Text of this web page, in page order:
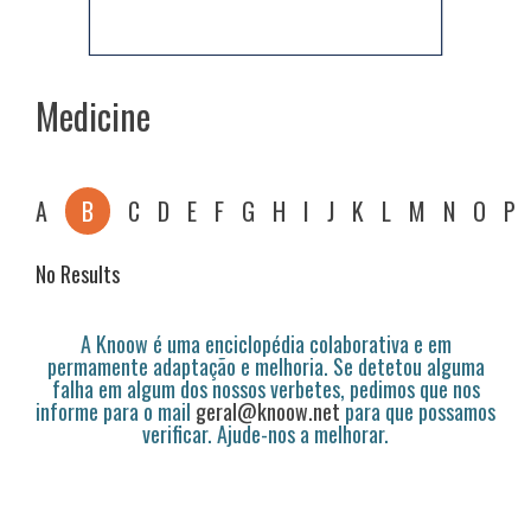
Medicine
A B C D E F G H I J K L M N O P
No Results
A Knoow é uma enciclopédia colaborativa e em
permamente adaptação e melhoria. Se detetou alguma
falha em algum dos nossos verbetes, pedimos que nos
informe para o mail geral@knoow.netpara que possamos
verificar. Ajude-nos a melhorar.